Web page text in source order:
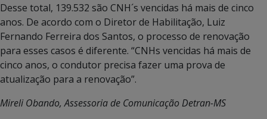
Desse total, 139.532 são CNH´s vencidas há mais de cinco
anos. De acordo com o Diretor de Habilitação, Luiz
Fernando Ferreira dos Santos, o processo de renovação
para esses casos é diferente. “CNHs vencidas há mais de
cinco anos, o condutor precisa fazer uma prova de
atualização para a renovação”.
Mireli Obando, Assessoria de Comunicação Detran-MS